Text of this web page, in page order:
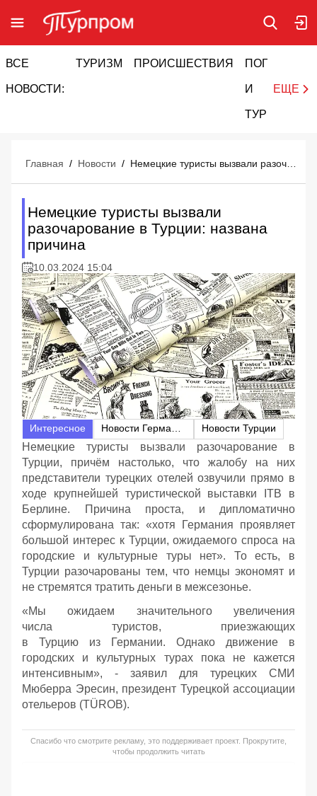
ВСЕ
НОВОСТИ:
ТУРИЗМ ПРОИСШЕСТВИЯ ПОГОДА
И
ТУРИЗМ
ЕЩЕ
Главная / Новости /
Немецкие туристы вызвали
разочарование в Турции: названа
причина
10.03.2024 15:04
Интересное Новости Турции
Немецкие туристы вызвали разочарование в
Турции, причём настолько, что жалобу на них
представители турецких отелей озвучили прямо в
ходе крупнейшей туристической выставки ITB в
Берлине. Причина проста, и дипломатично
сформулирована так: «хотя Германия проявляет
большой интерес к Турции, ожидаемого спроса на
городские и культурные туры нет». То есть, в
Турции разочарованы тем, что немцы экономят и
не стремятся тратить деньги в межсезонье.
«Мы ожидаем значительного увеличения
числа туристов, приезжающих
в Турцию из Германии. Однако движение в
городских и культурных турах пока не кажется
интенсивным», - заявил для турецких СМИ
Мюберра Эресин, президент Турецкой ассоциации
отельеров (TÜROB).
Спасибо что смотрите рекламу, это поддерживает проект. Прокрутите,
чтобы продолжить читать